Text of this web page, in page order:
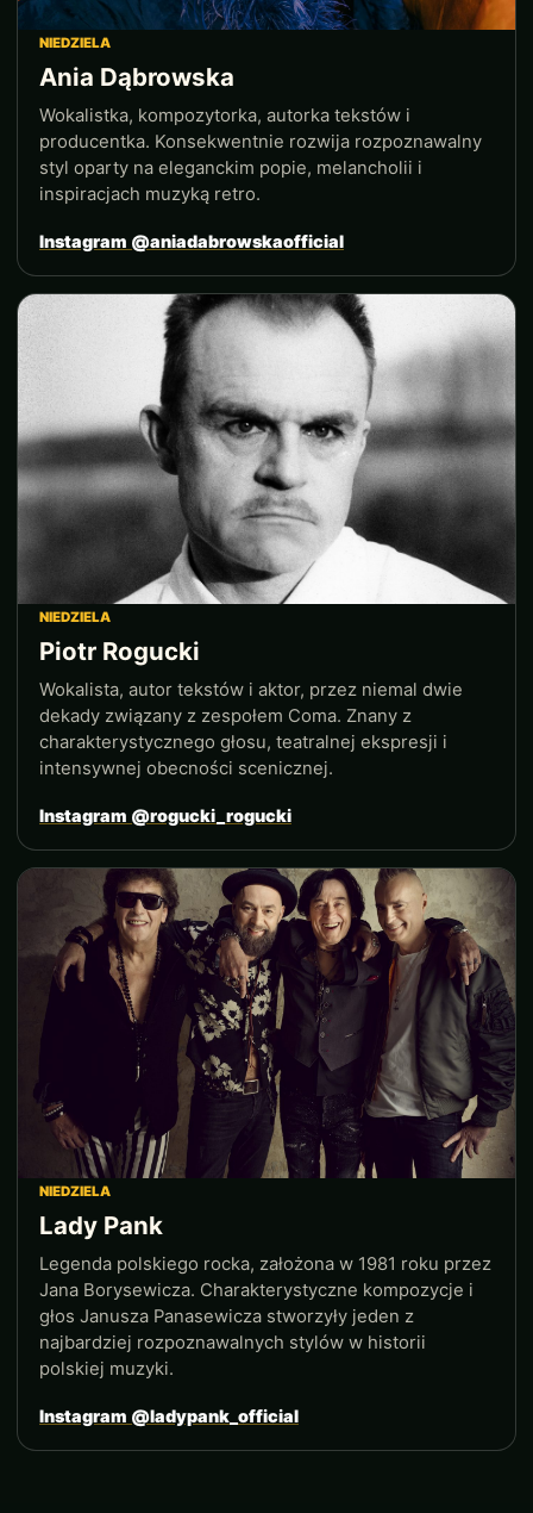
NIEDZIELA
Ania Dąbrowska
Wokalistka, kompozytorka, autorka tekstów i
producentka. Konsekwentnie rozwija rozpoznawalny
styl oparty na eleganckim popie, melancholii i
inspiracjach muzyką retro.
Instagram @aniadabrowskaofficial
NIEDZIELA
Piotr Rogucki
Wokalista, autor tekstów i aktor, przez niemal dwie
dekady związany z zespołem Coma. Znany z
charakterystycznego głosu, teatralnej ekspresji i
intensywnej obecności scenicznej.
Instagram @rogucki_rogucki
NIEDZIELA
Lady Pank
Legenda polskiego rocka, założona w 1981 roku przez
Jana Borysewicza. Charakterystyczne kompozycje i
głos Janusza Panasewicza stworzyły jeden z
najbardziej rozpoznawalnych stylów w historii
polskiej muzyki.
Instagram @ladypank_official